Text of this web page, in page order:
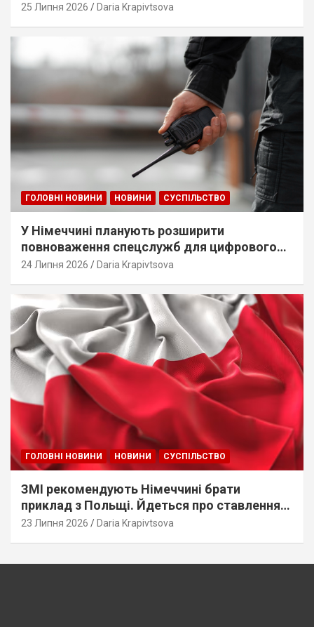
25 Липня 2026 Daria Krapivtsova
ГОЛОВНІ НОВИНИ НОВИНИ СУСПІЛЬСТВО
У Німеччині планують розширити
повноваження спецслужб для цифрового
стеження
24 Липня 2026 Daria Krapivtsova
ГОЛОВНІ НОВИНИ НОВИНИ СУСПІЛЬСТВО
ЗМІ рекомендують Німеччині брати
приклад з Польщі. Йдеться про ставлення
до українців
23 Липня 2026 Daria Krapivtsova